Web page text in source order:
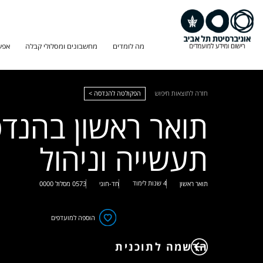
מה לומדים מחשבונים ומסלולי קבלה
חזרה לתוצאות חיפוש הפקולטה להנדסה >
תואר ראשון
תעשייה וניהול
תואר ראשון 4 שנות לימוד חד-חוגי 0573 מסלול 0000
הוספה למועדפים
הרשמה לתוכנית